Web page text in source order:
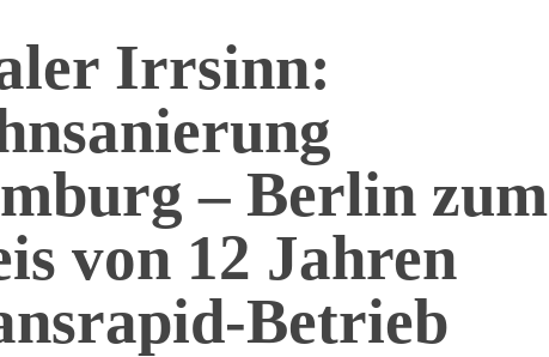
Irrsinn:
– Berlin zum
von 12 Jahren
Betrieb